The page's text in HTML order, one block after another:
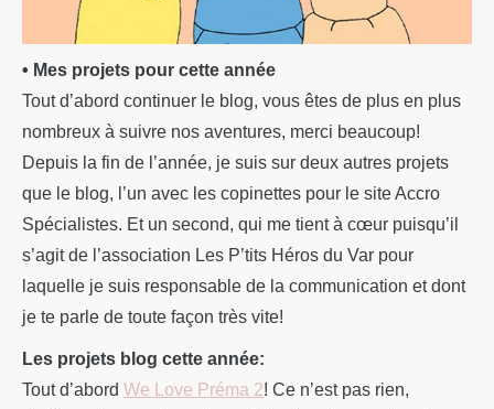
• Mes projets pour cette année
Tout d’abord continuer le blog, vous êtes de plus en plus
nombreux à suivre nos aventures, merci beaucoup!
Depuis la fin de l’année, je suis sur deux autres projets
que le blog, l’un avec les copinettes pour le site Accro
Spécialistes. Et un second, qui me tient à cœur puisqu’il
s’agit de l’association Les P’tits Héros du Var pour
laquelle je suis responsable de la communication et dont
je te parle de toute façon très vite!
Les projets blog cette année:
Tout d’abord We Love Préma 2! Ce n’est pas rien,